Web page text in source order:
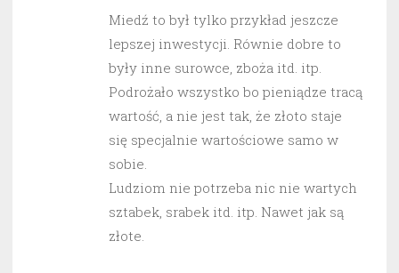
Miedź to był tylko przykład jeszcze
lepszej inwestycji. Równie dobre to
były inne surowce, zboża itd. itp.
Podrożało wszystko bo pieniądze tracą
wartość, a nie jest tak, że złoto staje
się specjalnie wartościowe samo w
sobie.
Ludziom nie potrzeba nic nie wartych
sztabek, srabek itd. itp. Nawet jak są
złote.